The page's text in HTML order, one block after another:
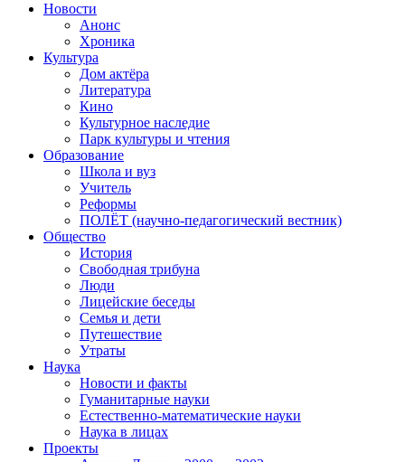
Новости
Анонс
Хроника
Культура
Дом актёра
Литература
Кино
Культурное наследие
Парк культуры и чтения
Образование
Школа и вуз
Учитель
Реформы
ПОЛЁТ (научно-педагогический вестник)
Общество
История
Свободная трибуна
Люди
Лицейские беседы
Семья и дети
Путешествие
Утраты
Наука
Новости и факты
Гуманитарные науки
Естественно-математические науки
Наука в лицах
Проекты